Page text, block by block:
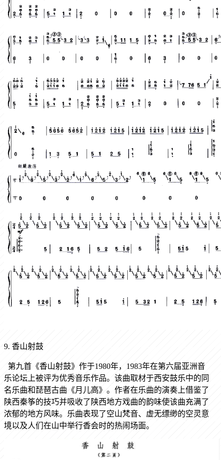
9. 香山射鼓
第九首《香山射鼓》作于1980年，1983年在第六届亚洲音
乐论坛上被评为优秀音乐作品。该曲取材于西安鼓乐中的同
名乐曲和琵琶古曲《月儿高》。作者在乐曲的演奏上借鉴了
陕西秦筝的技巧并吸收了陕西地方戏曲的韵味使该曲充满了
浓郁的地方风味。乐曲表现了空山梵音、虚无缥缈的空灵意
境以及人们在山中举行香会时的热闹场面。